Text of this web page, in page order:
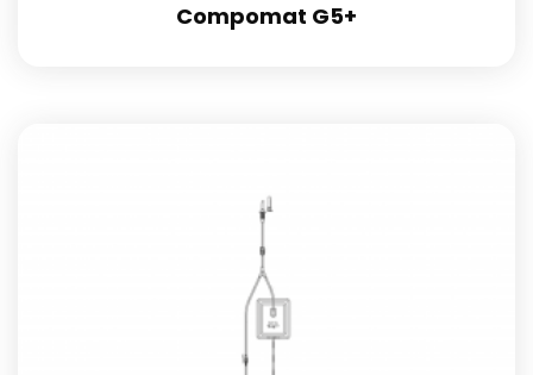
Compomat G5+